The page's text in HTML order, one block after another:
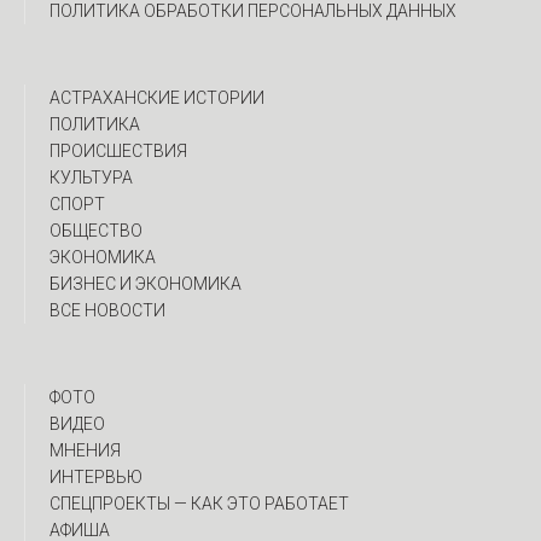
ПОЛИТИКА ОБРАБОТКИ ПЕРСОНАЛЬНЫХ ДАННЫХ
АСТРАХАНСКИЕ ИСТОРИИ
ПОЛИТИКА
ПРОИСШЕСТВИЯ
КУЛЬТУРА
СПОРТ
ОБЩЕСТВО
ЭКОНОМИКА
БИЗНЕС И ЭКОНОМИКА
ВСЕ НОВОСТИ
ФОТО
ВИДЕО
МНЕНИЯ
ИНТЕРВЬЮ
CПЕЦПРОЕКТЫ — КАК ЭТО РАБОТАЕТ
АФИША